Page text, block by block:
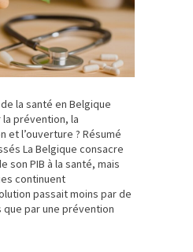
la santé en Belgique
prévention, la
et l’ouverture ? Résumé
La Belgique consacre
son PIB à la santé, mais
continuent
passait moins par de
par une prévention